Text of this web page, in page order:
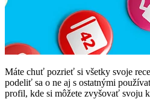
Máte chuť pozrieť si všetky svoje
podeliť sa o ne aj s ostatnými
profil, kde si môžete zvyšovať svoju